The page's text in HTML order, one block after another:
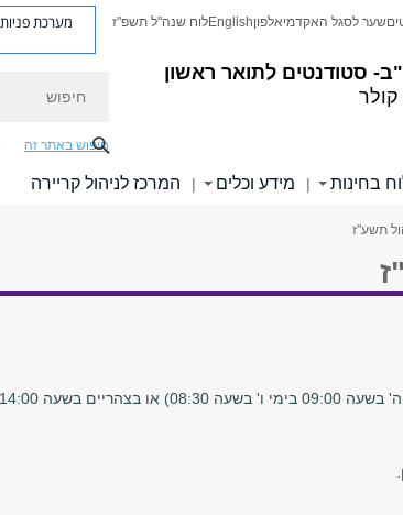
סטודנטים לתואר ראשון
שער לסגל האקדמיאלפוןEnglishלוח שנה"ל תשפ"ז מערכת פניות
חיפוש באתר זה
בחינות | מידע וכלים | המרכז לניהול קריירה
תשע"ז
בשעה 14:00.